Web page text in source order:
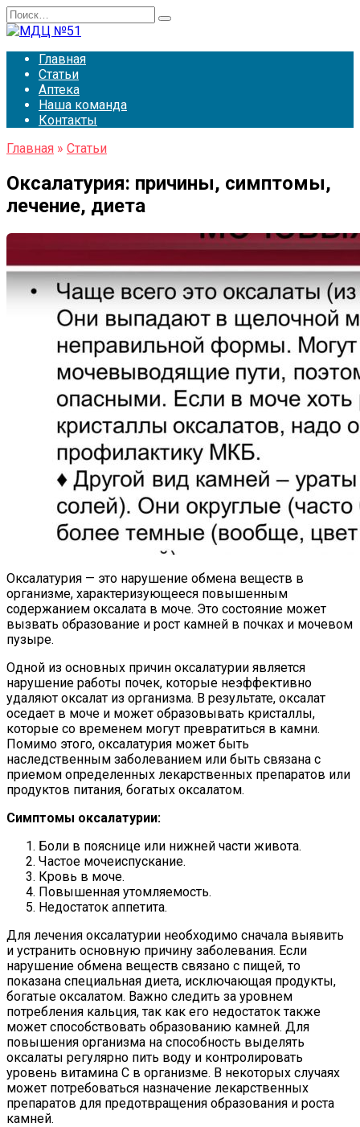
Перейти
к
Search
for:
Главная
Статьи
Аптека
Наша команда
Контакты
Главная » Статьи
Оксалатурия: причины, симптомы,
лечение, диета
Оксалатурия — это нарушение обмена веществ в
организме, характеризующееся повышенным
содержанием оксалата в моче. Это состояние может
вызвать образование и рост камней в почках и мочевом
пузыре.
Одной из основных причин оксалатурии является
нарушение работы почек, которые неэффективно
удаляют оксалат из организма. В результате, оксалат
оседает в моче и может образовывать кристаллы,
которые со временем могут превратиться в камни.
Помимо этого, оксалатурия может быть
наследственным заболеванием или быть связана с
приемом определенных лекарственных препаратов или
продуктов питания, богатых оксалатом.
Симптомы оксалатурии:
Боли в пояснице или нижней части живота.
Частое мочеиспускание.
Кровь в моче.
Повышенная утомляемость.
Недостаток аппетита.
Для лечения оксалатурии необходимо сначала выявить
и устранить основную причину заболевания. Если
нарушение обмена веществ связано с пищей, то
показана специальная диета, исключающая продукты,
богатые оксалатом. Важно следить за уровнем
потребления кальция, так как его недостаток также
может способствовать образованию камней. Для
повышения организма на способность выделять
оксалаты регулярно пить воду и контролировать
уровень витамина С в организме. В некоторых случаях
может потребоваться назначение лекарственных
препаратов для предотвращения образования и роста
камней.